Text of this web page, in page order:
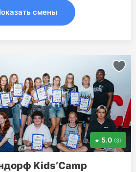
смены
5.0 (3)
Kids’Camp